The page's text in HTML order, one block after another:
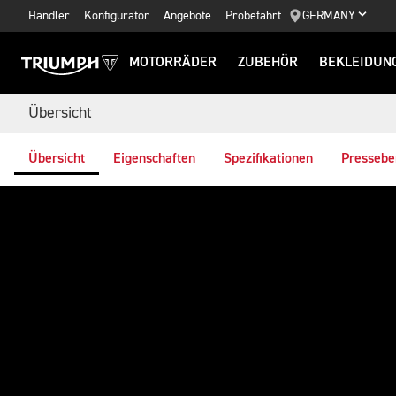
Händler Konfigurator Angebote Probefahrt GERMANY
MOTORRÄDER ZUBEHÖR
Übersicht
Übersicht Eigenschaften Spezifikationen